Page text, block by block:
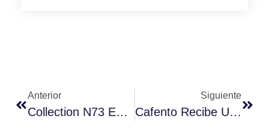
Anterior
Collection N73 ECO: Un Café Gourmet Creado A Partir De La Mejor Selección De Arábicas Ecológicos
Siguiente
Cafento Recibe Un Emotivo Premio En Los I Premios Agroalimentarios De El Comercio